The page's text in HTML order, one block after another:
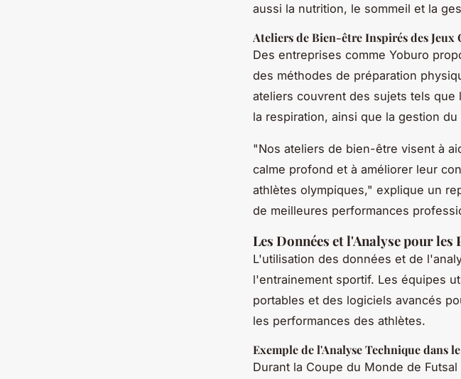
aussi la nutrition, le sommeil et la
Ateliers de Bien-être Inspirés des Jeux
Des entreprises comme Yoburo
des méthodes de préparation
ateliers couvrent des sujets tels
la respiration, ainsi que la gestion
"Nos ateliers de bien-être visent à
calme profond et à améliorer leur
athlètes olympiques," explique un
de meilleures performances
Les Données et l'Analyse pour les
L'utilisation des données et de
l'entrainement sportif. Les équipes
portables et des logiciels avancés
les performances des athlètes.
Exemple de l'Analyse Technique dans
Durant la Coupe du Monde de